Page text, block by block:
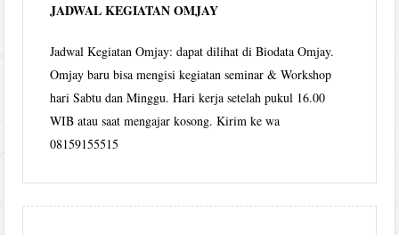
JADWAL KEGIATAN OMJAY
Jadwal Kegiatan Omjay: dapat dilihat di Biodata Omjay.
Omjay baru bisa mengisi kegiatan seminar & Workshop
hari Sabtu dan Minggu. Hari kerja setelah pukul 16.00
WIB atau saat mengajar kosong. Kirim ke wa
08159155515